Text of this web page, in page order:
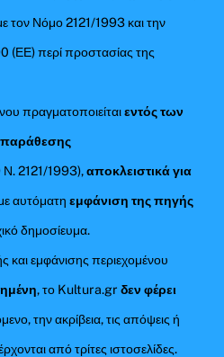
τον Νόμο 2121/1993 και την
περί προστασίας της
πραγματοποιείταιεντός των
παράθεσης
Ν. 2121/1993),αποκλειστικά για
αυτόματηεμφάνιση της πηγής
δημοσίευμα.
και εμφάνισης περιεχομένου
, το Kultura.grδεν φέρει
την ακρίβεια, τις απόψεις ή
από τρίτες ιστοσελίδες.